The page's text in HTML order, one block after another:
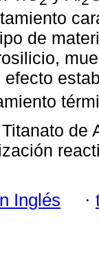
de
efecto
Titanato de
Inglés ·